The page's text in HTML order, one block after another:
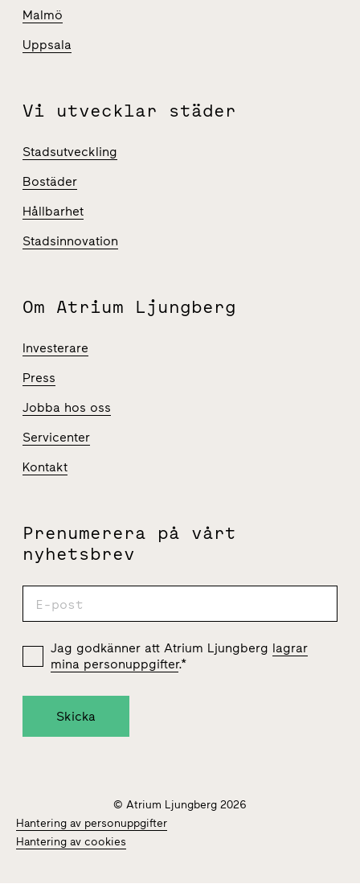
Malmö
Uppsala
Vi utvecklar städer
Stadsutveckling
Bostäder
Hållbarhet
Stadsinnovation
Om Atrium Ljungberg
Investerare
Press
Jobba hos oss
Servicenter
Kontakt
Prenumerera på vårt
nyhetsbrev
Jag godkänner att Atrium Ljungberg lagrar
mina personuppgifter.*
© Atrium Ljungberg 2026
Hantering av personuppgifter
Hantering av cookies